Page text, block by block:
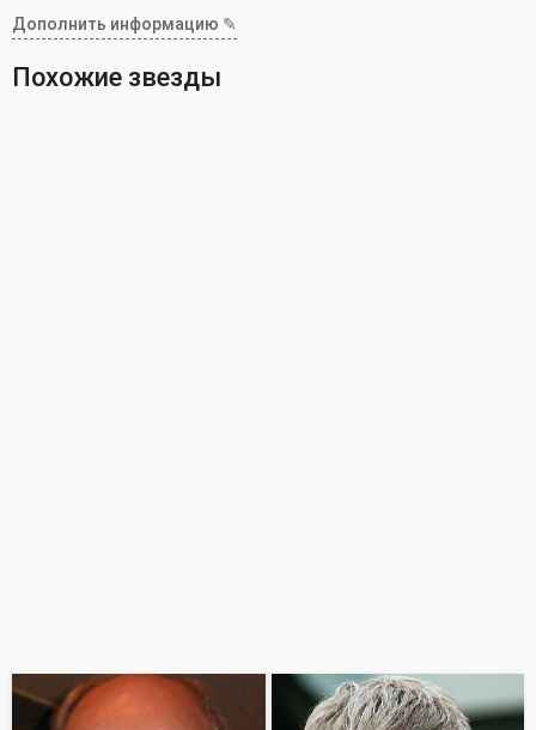
Дополнить информацию ✎
Похожие звезды